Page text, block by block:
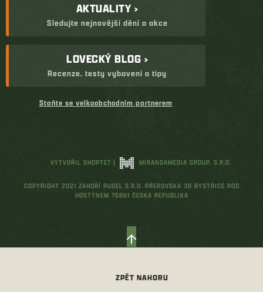
AKTUALITY ›
Sledujte nejnovější dění a akce
LOVECKÝ BLOG ›
Recenze, testy vybavení a tipy
Staňte se velkoobchodním partnerem
VYTVOŘIL SHOPTET | MIRANDAMEDIA GROUP, S.R.O.
COPYRIGHT 2021 ZÁHOŘÍ RUDEL S.R.O. PŘEROVSKÁ 38 BYSTŘICE POD
HOSTÝNEM 76861 ČESKÁ REPUBLIKA